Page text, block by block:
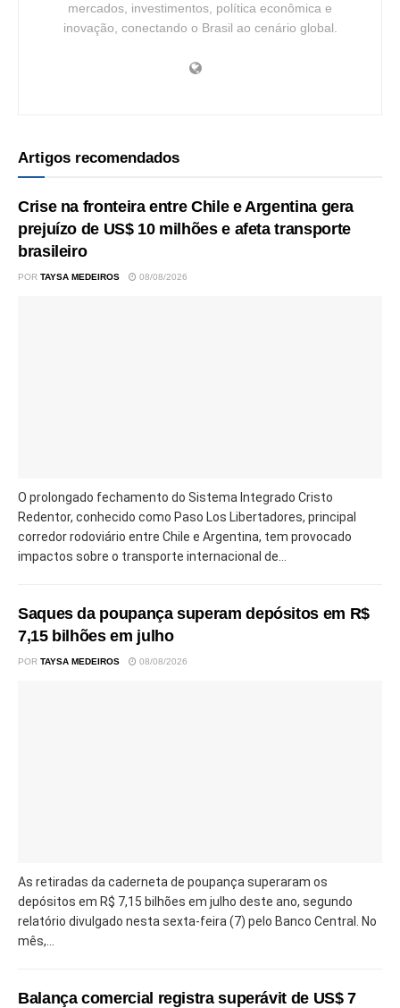
mercados, investimentos, política econômica e
inovação, conectando o Brasil ao cenário global.
Artigos recomendados
Crise na fronteira entre Chile e Argentina gera
prejuízo de US$ 10 milhões e afeta transporte
brasileiro
POR TAYSA MEDEIROS 08/08/2026
O prolongado fechamento do Sistema Integrado Cristo
Redentor, conhecido como Paso Los Libertadores, principal
corredor rodoviário entre Chile e Argentina, tem provocado
impactos sobre o transporte internacional de...
Saques da poupança superam depósitos em R$
7,15 bilhões em julho
POR TAYSA MEDEIROS 08/08/2026
As retiradas da caderneta de poupança superaram os
depósitos em R$ 7,15 bilhões em julho deste ano, segundo
relatório divulgado nesta sexta-feira (7) pelo Banco Central. No
mês,...
Balança comercial registra superávit de US$ 7